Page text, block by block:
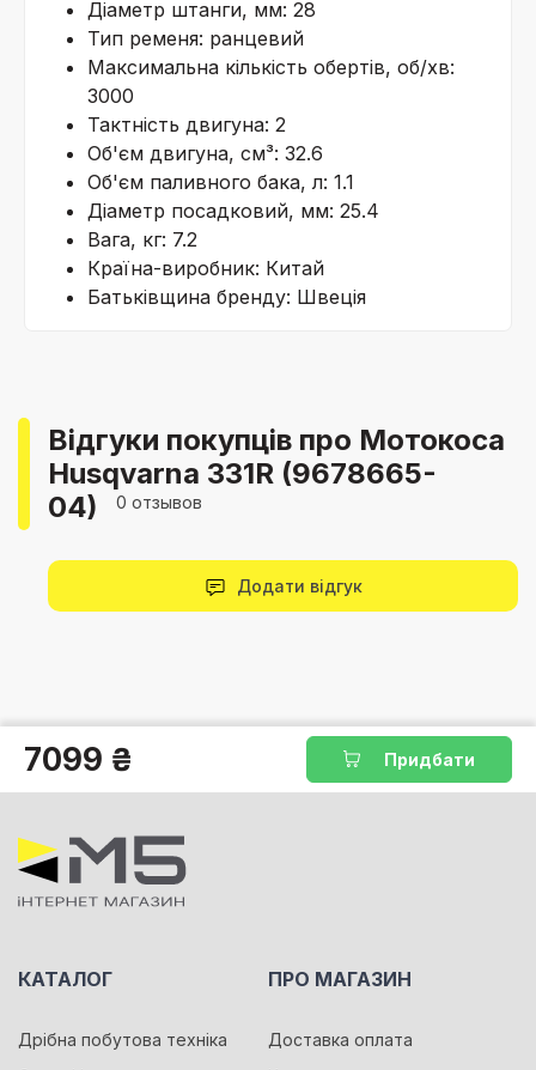
Діаметр штанги, мм: 28
Тип ременя: ранцевий
Максимальна кількість обертів, об/хв:
3000
Тактність двигуна: 2
Об'єм двигуна, см³: 32.6
Об'єм паливного бака, л: 1.1
Діаметр посадковий, мм: 25.4
Вага, кг: 7.2
Країна-виробник: Китай
Батьківщина бренду: Швеція
Відгуки покупців про Мотокоса
Husqvarna 331R (9678665-
04)
0 отзывов
Додати відгук
7099 ₴ Придбати
КАТАЛОГ
Дрібна побутова техніка
ПРО МАГАЗИН
Доставка оплата